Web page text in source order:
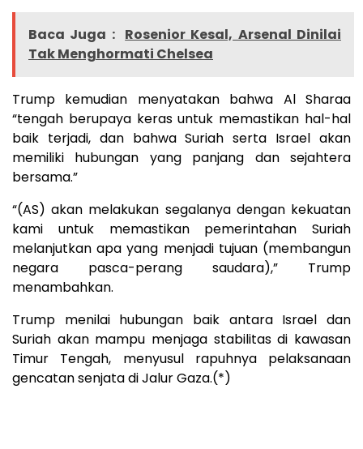
Baca Juga : Rosenior Kesal, Arsenal Dinilai
Tak Menghormati Chelsea
Trump kemudian menyatakan bahwa Al Sharaa
“tengah berupaya keras untuk memastikan hal-hal
baik terjadi, dan bahwa Suriah serta Israel akan
memiliki hubungan yang panjang dan sejahtera
bersama.”
“(AS) akan melakukan segalanya dengan kekuatan
kami untuk memastikan pemerintahan Suriah
melanjutkan apa yang menjadi tujuan (membangun
negara pasca-perang saudara),” Trump
menambahkan.
Trump menilai hubungan baik antara Israel dan
Suriah akan mampu menjaga stabilitas di kawasan
Timur Tengah, menyusul rapuhnya pelaksanaan
gencatan senjata di Jalur Gaza.(*)